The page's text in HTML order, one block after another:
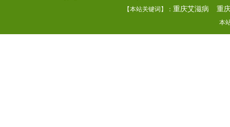
【本站关键词】： 重庆艾滋病 重
本